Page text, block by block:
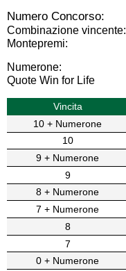
Numero Concorso:
Combinazione vincente:
Montepremi:
Numerone:
Quote Win for Life
Vincita
10 + Numerone
10
9 + Numerone
9
8 + Numerone
7 + Numerone
8
7
0 + Numerone